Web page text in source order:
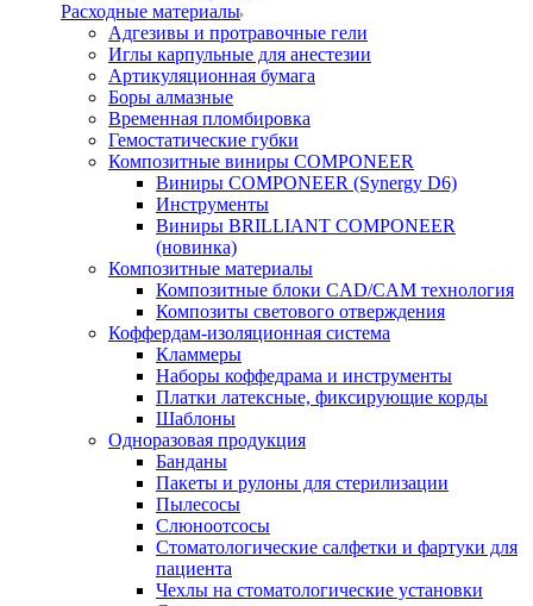
Расходные материалы
Адгезивы и протравочные гели
Иглы карпульные для анестезии
Артикуляционная бумага
Боры алмазные
Временная пломбировка
Гемостатические губки
Композитные виниры COMPONEER
Виниры COMPONEER (Synergy D6)
Инструменты
Виниры BRILLIANT COMPONEER
(новинка)
Композитные материалы
Композитные блоки CAD/СAM технология
Композиты светового отверждения
Коффердам-изоляционная система
Кламмеры
Наборы коффедрама и инструменты
Платки латексные, фиксирующие корды
Шаблоны
Одноразовая продукция
Банданы
Пакеты и рулоны для стерилизации
Пылесосы
Слюноотсосы
Стоматологические салфетки и фартуки для
пациента
Чехлы на стоматологические установки